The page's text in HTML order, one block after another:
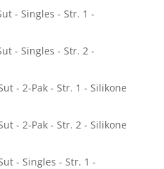
- Singles - Str. 1 -
- Singles - Str. 2 -
- 2-Pak - Str. 1 - Silikone
- 2-Pak - Str. 2 - Silikone
- Singles - Str. 1 -